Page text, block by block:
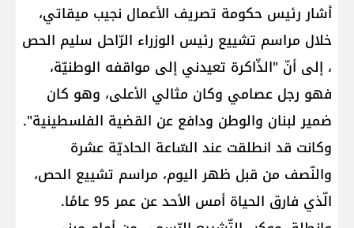
أشار رئيس حكومة تصريف الأعمال ​نجيب ميقاتي​،
خلال مراسم تشييع رئيس الوزراء الرّاحل ​سليم الحص​
، إلى أنّ "الذّاكرة تعيدني إلى مواقفه الوطنيّة،
فهو رجل عصامي وكان مثالي الأعلى، وهو كان
ضمير لبنان والوطن ودافع عن القضية الفلسطينية".
وكانت قد انطلقت عند السّاعة الحاديّة عشرة
والنّصف من قبل ظهر اليوم، مراسم تشييع الحص،
الّذي فارق الحياة أمس الأحد عن عمر 95 عامًا.